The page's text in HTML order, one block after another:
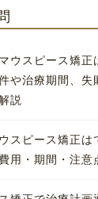
ウスピース矯正
や治療期間、失
説
スピース矯正は
用・期間・注意